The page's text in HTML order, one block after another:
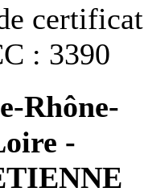
certificat
: 3390
Rhône-
-